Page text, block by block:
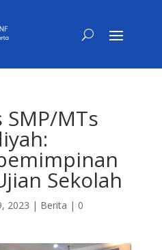
SMP/MTs
Sekolah
2023 | Berita | 0